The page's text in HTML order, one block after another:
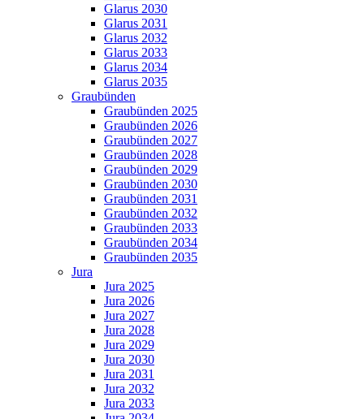
Glarus 2030
Glarus 2031
Glarus 2032
Glarus 2033
Glarus 2034
Glarus 2035
Graubünden
Graubünden 2025
Graubünden 2026
Graubünden 2027
Graubünden 2028
Graubünden 2029
Graubünden 2030
Graubünden 2031
Graubünden 2032
Graubünden 2033
Graubünden 2034
Graubünden 2035
Jura
Jura 2025
Jura 2026
Jura 2027
Jura 2028
Jura 2029
Jura 2030
Jura 2031
Jura 2032
Jura 2033